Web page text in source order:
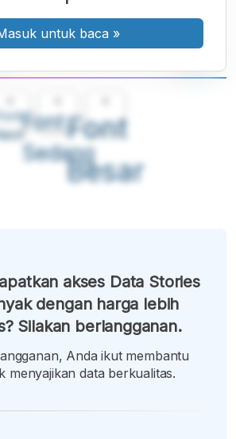
FontFont
Sedang
Font
Besar
untuk baca »
akses Data Stories
dengan harga lebih
Silakan berlangganan.
Anda ikut membantu
menyajikan data berkualitas.